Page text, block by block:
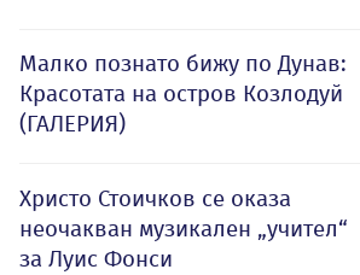
Малко познато бижу по Дунав:
Красотата на остров Козлодуй
(ГАЛЕРИЯ)
Христо Стоичков се оказа
неочакван музикален „учител“
за Луис Фонси